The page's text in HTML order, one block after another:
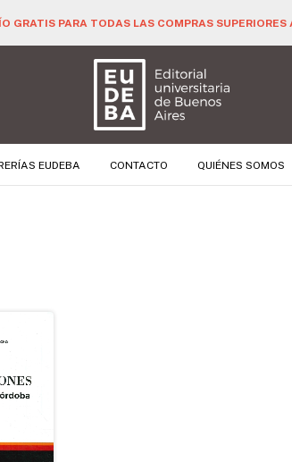
GRATIS PARA TODAS LAS COMPRAS
EUDEBA CONTACTO QUIÉNES SOMOS